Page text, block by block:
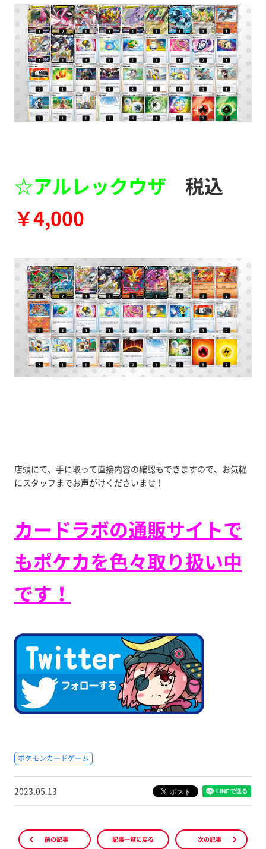
☆アルレックウザ 税込
￥4,000
店頭にて、手に取って直接内容の確認もできますので、お気軽
にスタッフまでお声がけくださいませ！
カードラボの通販サイトで
もポケカを色々取り扱い中
です！
ポケモンカードゲーム
2023.05.13
前の記事 記事一覧に戻る 次の記事